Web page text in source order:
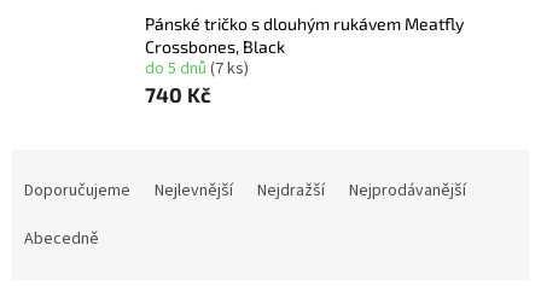
Pánské tričko s dlouhým rukávem Meatfly
Crossbones, Black
do 5 dnů (7 ks)
740 Kč
Doporučujeme Nejlevnější Nejdražší
Nejprodávanější
Abecedně